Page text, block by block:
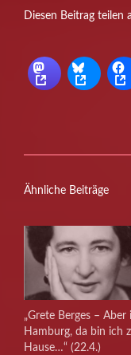
Diesen Beitrag teilen
Ähnliche Beiträge
„Grete Berges – Aber
Hamburg, da bin ich
Hause…“ (22.4.)